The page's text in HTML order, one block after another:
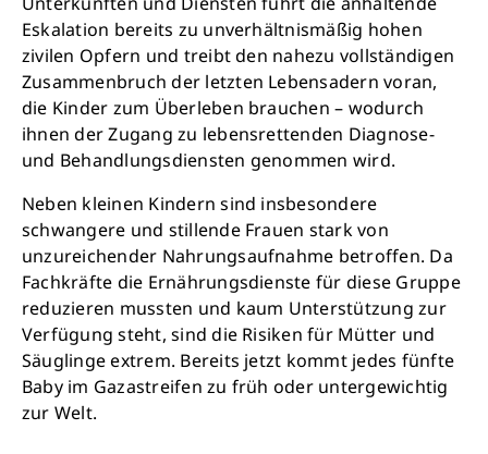
Eskalation bereits zu unverhältnismäßig hohen
zivilen Opfern und treibt den nahezu vollständigen
Zusammenbruch der letzten Lebensadern voran,
die Kinder zum Überleben brauchen – wodurch
ihnen der Zugang zu lebensrettenden Diagnose-
und Behandlungsdiensten genommen wird.
Neben kleinen Kindern sind insbesondere
schwangere und stillende Frauen stark von
unzureichender Nahrungsaufnahme betroffen. Da
Fachkräfte die Ernährungsdienste für diese Gruppe
reduzieren mussten und kaum Unterstützung zur
Verfügung steht, sind die Risiken für Mütter und
Säuglinge extrem. Bereits jetzt kommt jedes fünfte
Baby im Gazastreifen zu früh oder untergewichtig
zur Welt.